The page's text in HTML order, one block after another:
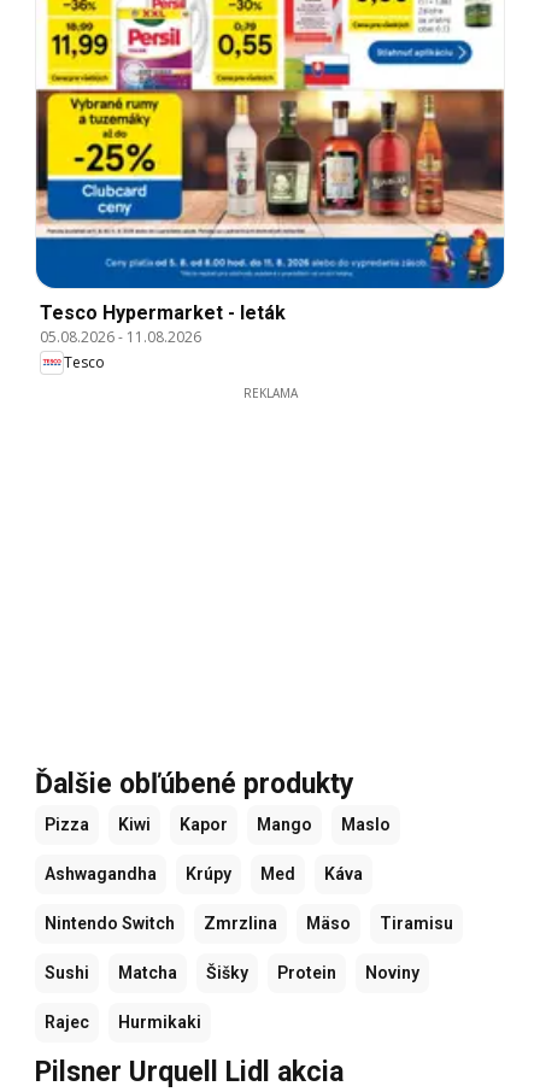
Tesco Hypermarket - leták
05.08.2026- 11.08.2026
Tesco
REKLAMA
Ďalšie obľúbené produkty
Pizza Kiwi Kapor Mango Maslo
Ashwagandha Krúpy Med Káva
Nintendo Switch Zmrzlina Mäso Tiramisu
Sushi Matcha Šišky Protein Noviny
Rajec Hurmikaki
Pilsner Urquell Lidl akcia